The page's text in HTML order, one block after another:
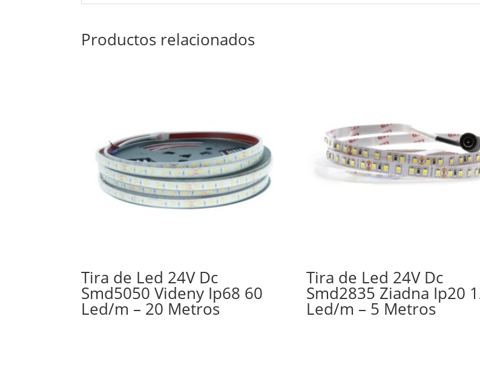
Productos relacionados
Tira de Led 24V Dc
Smd5050 Videny Ip68 60
Led/m – 20 Metros
Tira de Led 24V Dc
Smd2835 Ziadna Ip20
Led/m – 5 Metros